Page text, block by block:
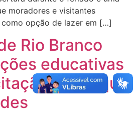
moradores e visitantes
opção de lazer em […]
Rio Branco
educativas
no Parque